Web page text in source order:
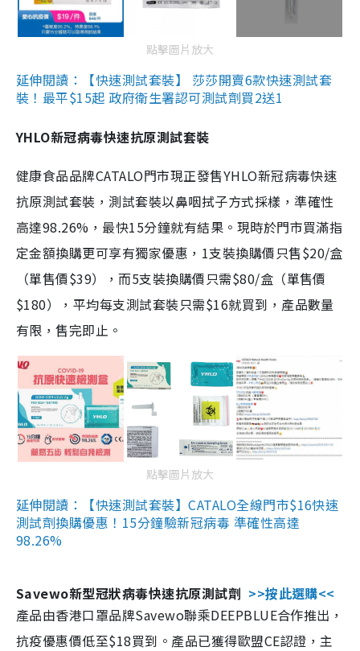
點擊圖片放大
延伸閱讀：【快速測試套裝】 莎莎開賣6款快速測試套
裝！最平$15起 政府衛生署認可測試劑買2送1
YHLO新冠病毒快速抗原測試套裝
健康食品品牌CATALO門市現正發售YHLO新冠病毒快速
抗原測試套裝，測試套裝以鼻咽拭子方式採樣，準確性
高達98.26%，最快15分鐘就有結果。現時於門市買滿指
定金額換購更可享有獨家優惠，1支裝換購價只售$20/盒
（單售價$39），而5支裝換購價只需$80/盒（單售價
$180），平均每支測試套裝只需$16就買到，產品數量
有限，售完即止。
點擊圖片放大
延伸閱讀：【快速測試套裝】CATALO全線門市$16快速
測試劑換購優惠！15分鐘驗新冠病毒 準確性高達
98.26%
Savewo新型冠狀病毒快速抗原測試劑 >>按此選購<<
產品由香港口罩品牌Savewo聯乘DEEPBLUE合作推出，
抗疫優惠價低至$18買到。產品已獲得歐盟CE認證，主